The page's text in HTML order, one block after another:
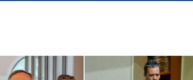
Nación